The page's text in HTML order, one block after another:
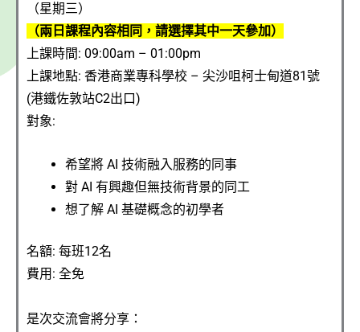
（星期三）
（兩日課程內容相同，請選擇其中一天參加）
上課時間: 09:00am – 01:00pm
上課地點: 香港商業專科學校 – 尖沙咀柯士甸道81號
(港鐵佐敦站C2出口)
對象:
希望將 AI 技術融入服務的同事
對 AI 有興趣但無技術背景的同工
想了解 AI 基礎概念的初學者
名額: 每班12名
費用: 全免
是次交流會將分享：